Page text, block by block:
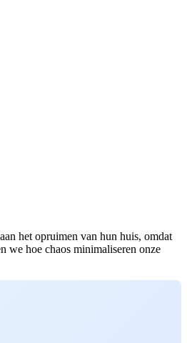
het opruimen van hun huis, omdat
we hoe chaos minimaliseren onze